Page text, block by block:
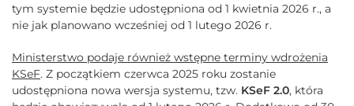
tym systemie będzie udostępniona od 1 kwietnia 2026 r., a
nie jak planowano wcześniej od 1 lutego 2026 r.
Ministerstwo podaje również wstępne terminy wdrożenia
KSeF. Z początkiem czerwca 2025 roku zostanie
udostępniona nowa wersja systemu, tzw. KSeF 2.0, która